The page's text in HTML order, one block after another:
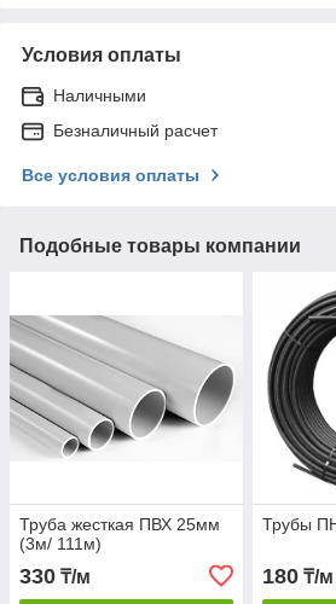
Условия оплаты
Наличными
Безналичный расчет
Все условия оплаты
Подобные товары компании
Труба жесткая ПВХ 25мм
(3м/ 111м)
330 ₸/м
Трубы
180₸/м